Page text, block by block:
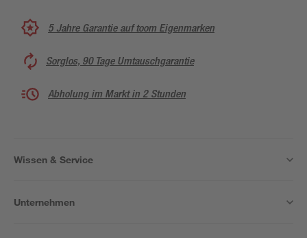
5 Jahre Garantie auf toom Eigenmarken
Sorglos, 90 Tage Umtauschgarantie
Abholung im Markt in 2 Stunden
Wissen & Service
Unternehmen